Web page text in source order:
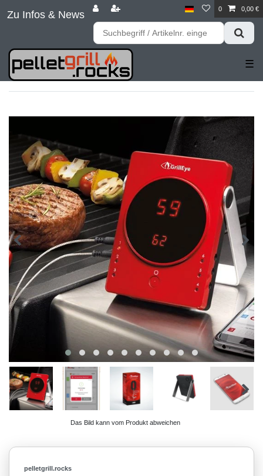
Zu Infos & News 0 0,00 €
☰
Das Bild kann vom Produkt abweichen
pelletgrill.rocks